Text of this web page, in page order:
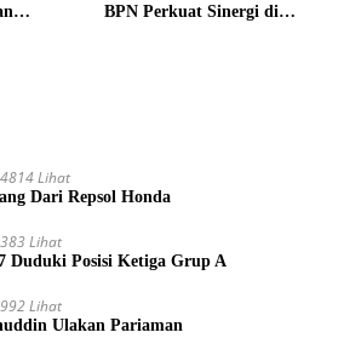
BPN Perkuat Sinergi di
Lihat
Dari Repsol Honda
Lihat
Duduki Posisi Ketiga Grup A
Lihat
Ulakan Pariaman